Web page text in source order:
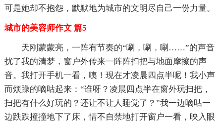
可是她却不抱怨，默默地为城市的文明尽自己一份力量。
城市的美容师作文 篇5
天刚蒙蒙亮，一阵有节奏的“唰，唰，唰……”的声音
扰了我的清梦，窗户外传来一阵阵扫把与地面摩擦的声
音。我打开手机一看，咦！现在才凌晨四点半呢！我小声
而烦躁的嘀咕起来：“谁呀？凌晨四点半在窗外玩扫把，
扫把有什么好玩的？还让不让人睡觉了？”我一边嘀咕一
边跌跌撞撞地下了床，情不自禁地打开窗户一看，映入眼